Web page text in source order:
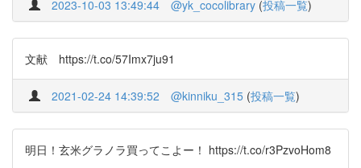
2023-10-03 13:49:44 @yk_cocolibrary (投稿一覧)
文献 https://t.co/57Imx7ju91
2021-02-24 14:39:52 @kinniku_315 (投稿一覧)
明日！玄米グラノラ買ってこよー！ https://t.co/r3PzvoHom8